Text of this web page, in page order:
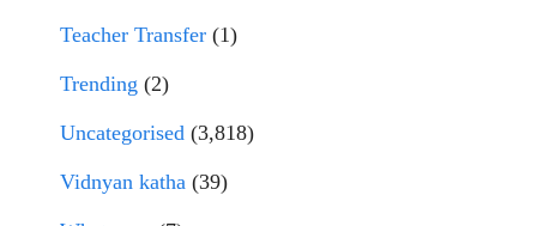
Teacher Transfer (1)
Trending (2)
Uncategorised (3,818)
Vidnyan katha (39)